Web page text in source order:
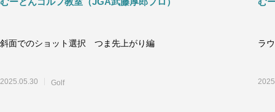
斜面でのショット選択 つま先上がり編
2025.05.30 Golf
ラ